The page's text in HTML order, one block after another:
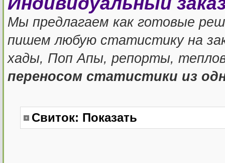
Мы предлагаем как готовые
пишем любую статистику на
хады, Поп Апы, репорты,
переносом статистики из
Свиток: Показать